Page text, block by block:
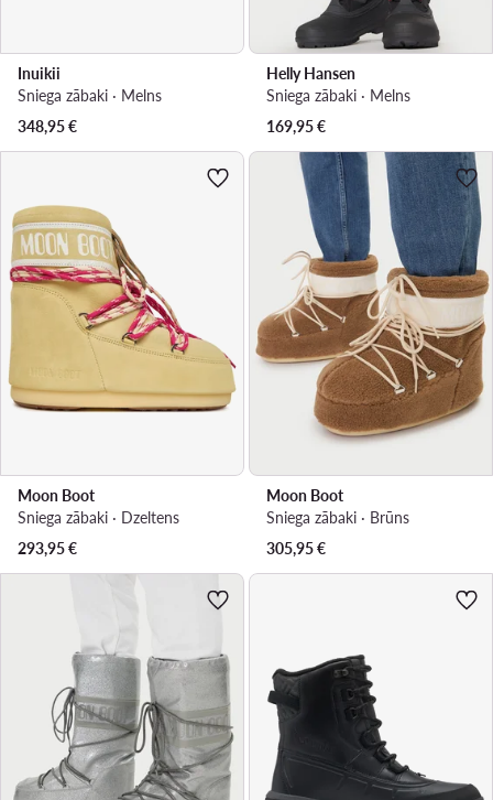
Inuikii
Sniega zābaki · Melns
348,95€
Helly Hansen
Sniega zābaki · Melns
169,95€
Moon Boot
Sniega zābaki · Dzeltens
293,95€
Moon Boot
Sniega zābaki · Brūns
305,95€